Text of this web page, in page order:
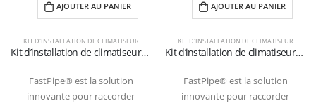
KIT D'INSTALLATION DE CLIMATISEUR
Kit d’installation de climatiseurs au sol avec tuyaux de 3 mètres 1/4″+3/8″SAE
FastPipe® est la solution
innovante pour raccorder
AJOUTER AU PANIER
KIT D'INSTALLATION DE CLIMATISEUR
Kit d’installation de climatiseurs au sol avec tuyaux de 6 mètres 1/4″+3/8″SAE
FastPipe® est la solution
innovante pour raccorder
AJOUTER AU PANIER